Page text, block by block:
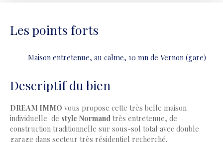
Les points forts
Maison entretenue, au calme, 10 mn de Vernon (gare)
Descriptif du bien
DREAM IMMO vous propose cette très belle maison
individuelle de style Normand très entretenue, de
construction traditionnelle sur sous-sol total avec double
garage dans secteur très résidentiel recherché.